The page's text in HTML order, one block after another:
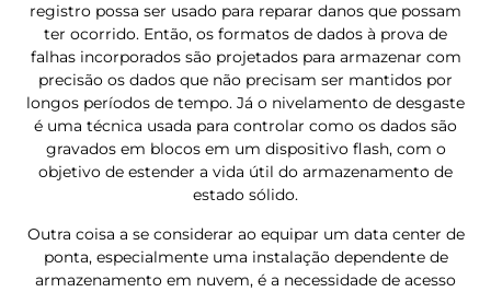
registro possa ser usado para reparar danos que possam
ter ocorrido. Então, os formatos de dados à prova de
falhas incorporados são projetados para armazenar com
precisão os dados que não precisam ser mantidos por
longos períodos de tempo. Já o nivelamento de desgaste
é uma técnica usada para controlar como os dados são
gravados em blocos em um dispositivo flash, com o
objetivo de estender a vida útil do armazenamento de
estado sólido.
Outra coisa a se considerar ao equipar um data center de
ponta, especialmente uma instalação dependente de
armazenamento em nuvem, é a necessidade de acesso